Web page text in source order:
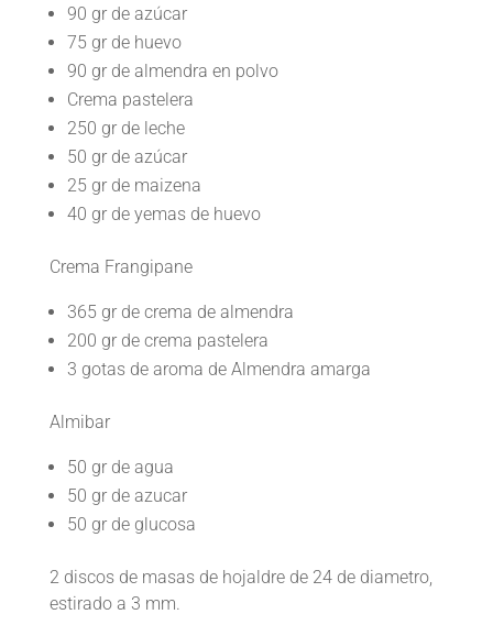
90 gr de azúcar
75 gr de huevo
90 gr de almendra en polvo
Crema pastelera
250 gr de leche
50 gr de azúcar
25 gr de maizena
40 gr de yemas de huevo
Crema Frangipane
365 gr de crema de almendra
200 gr de crema pastelera
3 gotas de aroma de Almendra amarga
Almibar
50 gr de agua
50 gr de azucar
50 gr de glucosa
2 discos de masas de hojaldre de 24 de diametro,
estirado a 3 mm.